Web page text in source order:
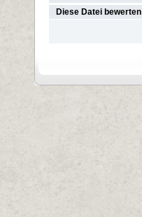
Diese Datei bewerten